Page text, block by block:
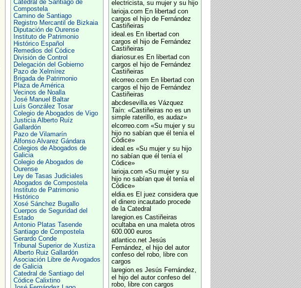
Catedral de Santiago de
Compostela
Camino de Santiago
Registro Mercantil de Bizkaia
Diputación de Ourense
Instituto de Patrimonio
Histórico Español
Remedios del Códice
División de Control
Delegación del Gobierno
Pazo de Xelmírez
Brigada de Patrimonio
Plaza de América
Vecinos de Noalla
José Manuel Baltar
Luís González Tosar
Colegio de Abogados de Vigo
Justicia Alberto Ruíz
Gallardón
Pazo de Vilamarín
Alfonso Alvarez Gándara
Colegios de Abogados de
Galicia
Colegio de Abogados de
Ourense
Ley de Tasas Judiciales
Abogados de Compostela
Instituto de Patrimonio
Histórico
Xosé Sánchez Bugallo
Cuerpos de Seguridad del
Estado
Antonio Platas Tasende
Santiago de Compostela
Gerardo Conde
Tribunal Superior de Xustiza
Alberto Ruiz Gallardón
Asociación Libre de Avogados
de Galicia
Catedral de Santiago del
Códice Calixtino
electricista, su mujer y su hijo
larioja.com En libertad con
cargos el hijo de Fernández
Castiñeiras
ideal.es En libertad con
cargos el hijo de Fernández
Castiñeiras
diariosur.es En libertad con
cargos el hijo de Fernández
Castiñeiras
elcorreo.com En libertad con
cargos el hijo de Fernández
Castiñeiras
abcdesevilla.es Vázquez
Taín: «Castiñeiras no es un
simple raterillo, es audaz»
elcorreo.com «Su mujer y su
hijo no sabían que él tenía el
Códice»
ideal.es «Su mujer y su hijo
no sabían que él tenía el
Códice»
larioja.com «Su mujer y su
hijo no sabían que él tenía el
Códice»
eldia.es El juez considera que
el dinero incautado procede
de la Catedral
laregion.es Castiñeiras
ocultaba en una maleta otros
600.000 euros
atlantico.net Jesús
Fernández, el hijo del autor
confeso del robo, libre con
cargos
laregion.es Jesús Fernández,
el hijo del autor confeso del
robo, libre con cargos